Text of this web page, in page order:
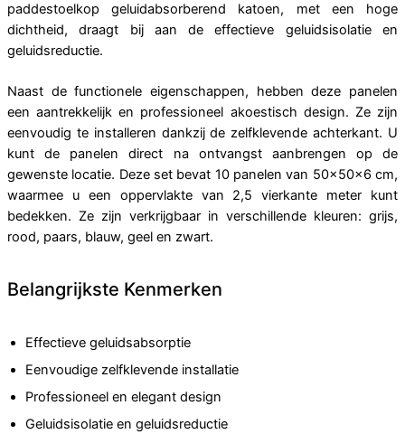
paddestoelkop geluidabsorberend katoen, met een hoge
dichtheid, draagt bij aan de effectieve geluidsisolatie en
geluidsreductie.
Naast de functionele eigenschappen, hebben deze panelen
een aantrekkelijk en professioneel akoestisch design. Ze zijn
eenvoudig te installeren dankzij de zelfklevende achterkant. U
kunt de panelen direct na ontvangst aanbrengen op de
gewenste locatie. Deze set bevat 10 panelen van 50x50x6 cm,
waarmee u een oppervlakte van 2,5 vierkante meter kunt
bedekken. Ze zijn verkrijgbaar in verschillende kleuren: grijs,
rood, paars, blauw, geel en zwart.
Belangrijkste Kenmerken
Effectieve geluidsabsorptie
Eenvoudige zelfklevende installatie
Professioneel en elegant design
Geluidsisolatie en geluidsreductie